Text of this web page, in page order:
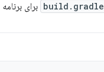
build.gradle برای